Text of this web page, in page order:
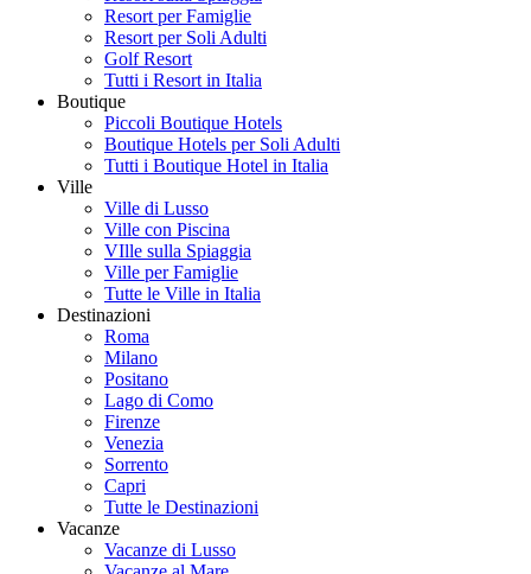
Resort per Famiglie
Resort per Soli Adulti
Golf Resort
Tutti i Resort in Italia
Boutique
Piccoli Boutique Hotels
Boutique Hotels per Soli Adulti
Tutti i Boutique Hotel in Italia
Ville
Ville di Lusso
Ville con Piscina
VIlle sulla Spiaggia
Ville per Famiglie
Tutte le Ville in Italia
Destinazioni
Roma
Milano
Positano
Lago di Como
Firenze
Venezia
Sorrento
Capri
Tutte le Destinazioni
Vacanze
Vacanze di Lusso